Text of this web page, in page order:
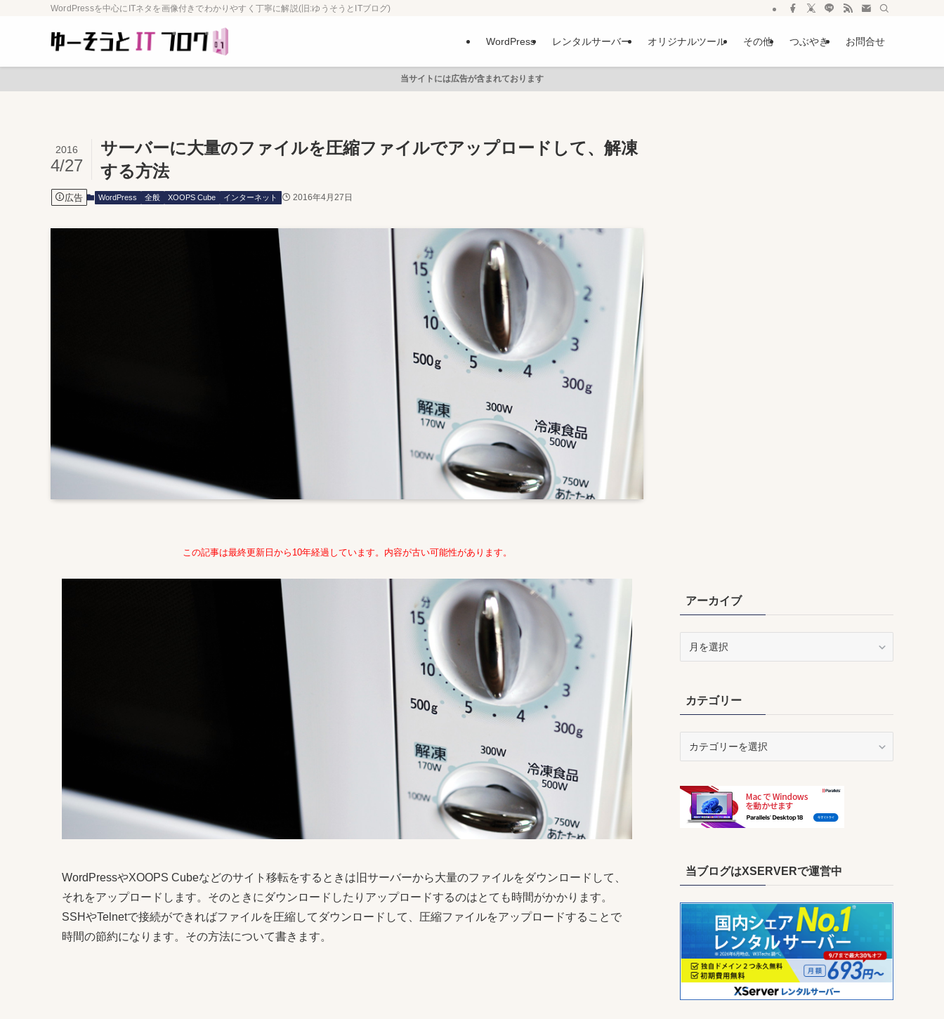
WordPressを中心にITネタを画像付きでわかりやすく丁寧に解説(旧:ゆうそうとITブログ)
WordPress レンタルサーバー オリジナルツール その他 つぶやき お問合せ
当サイトには広告が含まれております
サーバーに大量のファイルを圧縮ファイルでアップロードして、解凍
する方法
2016
4/27
広告 WordPress 全般 XOOPS Cube インターネット 2016年4月27日
この記事は最終更新日から10年経過しています。内容が古い可能性があります。
WordPressやXOOPS Cubeなどのサイト移転をするときは旧サーバーから大量のファイルをダウンロードして、
それをアップロードします。そのときにダウンロードしたりアップロードするのはとても時間がかかります。
SSHやTelnetで接続ができればファイルを圧縮してダウンロードして、圧縮ファイルをアップロードすることで
時間の節約になります。その方法について書きます。
アーカイブ
ブカテゴリー
リ
当ブログはXSERVERで運営中